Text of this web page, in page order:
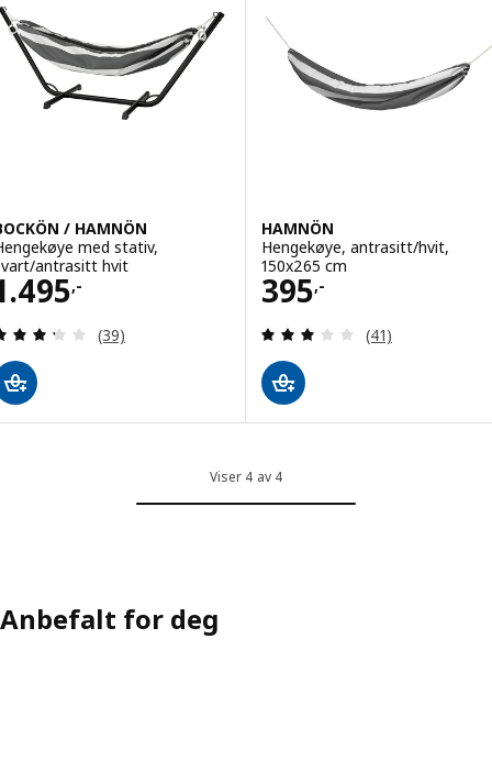
/ HAMNÖN
med stativ,
antrasitt hvit
,-
1495,-
Gjennomgang: 3.3 av 5 stjerner. Samlede
(39)
HAMNÖN
Hengekøye, antrasitt/hvit,
150x265 cm
395,-
Pris 395,-
Gjennomgang:
(41)
Viser 4 av 4
Anbefalt for deg